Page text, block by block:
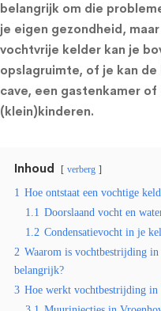
belangrijk om die
je eigen gezondheid,
vochtvrije kelder kan je
opslagruimte, of je kan
cave, een gastenkamer
(klein)kinderen.
Inhoud verberg
1 Hoe ontstaat een vochtige
1.1 Doorslaand vocht en
1.2 Condensatievocht in je
2 Waarom is vochtbestrijding
belangrijk?
3 Hoe werkt vochtbestrijding in